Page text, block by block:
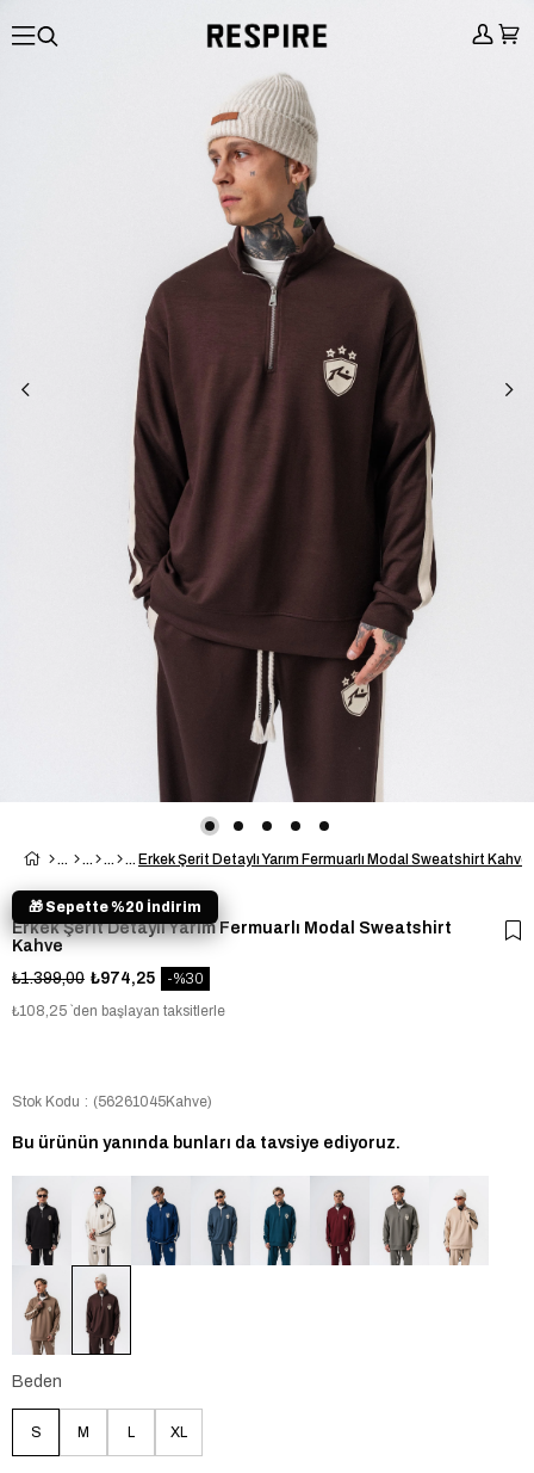
Erkek Şerit Detaylı Yarım Fermuarlı Modal Sweatshirt Kahve
Erkek Şerit Detaylı Yarım Fermuarlı Modal Sweatshirt
Kahve
₺1.399,00 ₺974,25
30
₺108,25 `den başlayan taksitlerle
🎁 Sepette %20 İndirim
Stok Kodu (56261045Kahve)
Bu ürünün yanında bunları da tavsiye ediyoruz.
Beden
S M L XL